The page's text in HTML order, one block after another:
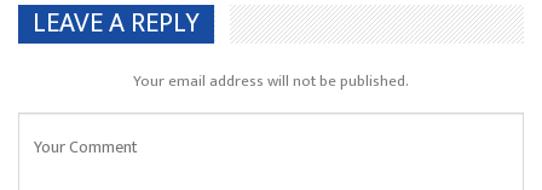
LEAVE A REPLY
Your email address will not be published.